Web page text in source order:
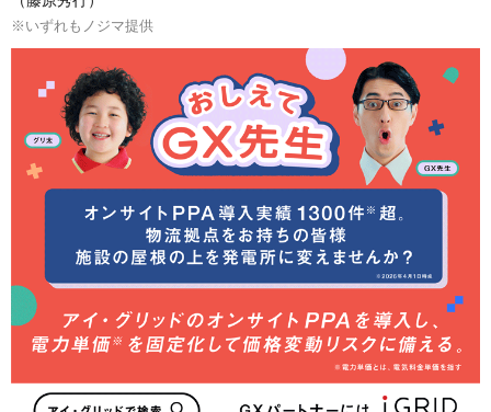
※いずれもノジマ提供